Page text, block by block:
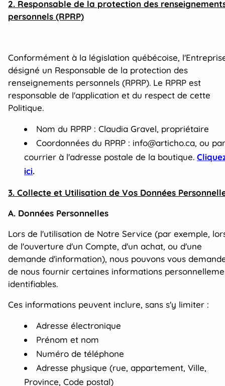
2. Responsable de la protection des
personnels (RPRP)
Conformément à la législation québécoise,
désigné un Responsable de la protection des
renseignements personnels (RPRP). Le RPRP est
responsable de l'application et du respect de cette
Politique.
Nom du RPRP : Claudia Gravel, propriétaire
Coordonnées du RPRP : info@articho.ca, ou par
courrier à l'adresse postale de la boutique.
ici.
3. Collecte et Utilisation de Vos Données
A. Données Personnelles
Lors de l'utilisation de Notre Service (par exemple,
de l'ouverture d'un Compte, d'un achat, ou d'une
demande d'information), nous pouvons vous
de nous fournir certaines informations
identifiables.
Ces informations peuvent inclure, sans s'y limiter :
Adresse électronique
Prénom et nom
Numéro de téléphone
Adresse physique (rue, appartement, Ville,
Province, Code postal)